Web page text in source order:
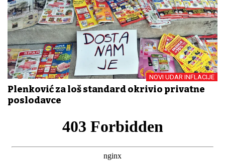
NOVI UDAR INFLACIJE
Plenković za loš standard okrivio privatne
poslodavce